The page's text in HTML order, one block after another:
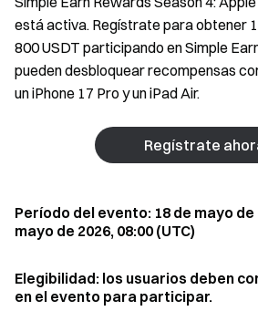
está activa. Regístrate para obtener
800 USDT participando en Simple
pueden desbloquear recompensas
un iPhone 17 Pro y un iPad Air.
Regístrate
Período del evento: 18 de mayo de
mayo de 2026, 08:00 (UTC)
Elegibilidad: los usuarios deben
en el evento para participar.